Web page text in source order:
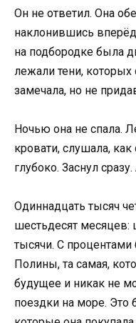
Он не ответил. Она
наклонившись
на подбородке была
лежали тени,
замечала, но не
Ночью она не спала.
кровати, слушала,
глубоко. Заснул
Одиннадцать тысяч
шестьдесят месяцев:
тысячи. С
Полины, та самая,
будущее и никак не
поездки на море.